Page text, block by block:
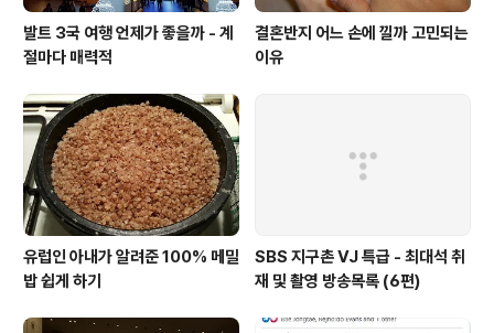
발트 3국 여행 언제가 좋을까 - 계
절마다 매력적
결혼반지 어느 손에 낄까 고민되는
이유
유럽인 아내가 알려준 100% 메밀
밥 쉽게 하기
SBS 지구촌 VJ 특급 - 최대석 취
재 및 촬영 방송목록 (6편)